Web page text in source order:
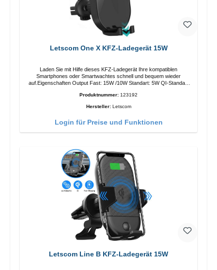
Letscom One X KFZ-Ladegerät 15W
Laden Sie mit Hilfe dieses KFZ-Ladegerät Ihre kompatiblen
Smartphones oder Smartwachtes schnell und bequem wieder
auf.Eigenschaften Output Fast: 15W /10W Standart: 5W QI-Standart
Produktnummer: 123192
Hersteller: Letscom
Login für Preise und Funktionen
Letscom Line B KFZ-Ladegerät 15W